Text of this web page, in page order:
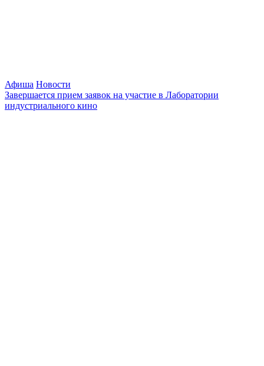
Афиша Новости
Завершается прием заявок на участие в Лаборатории
индустриального кино